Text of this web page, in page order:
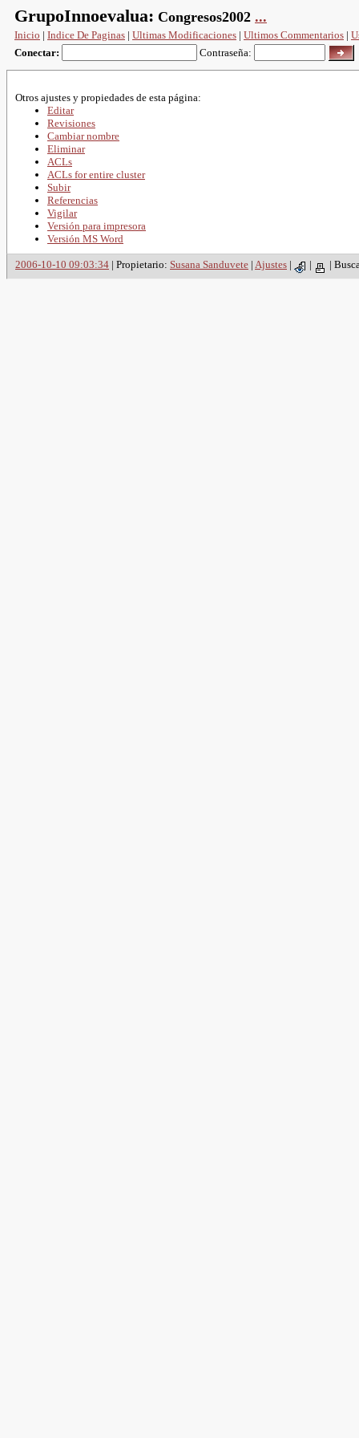
GrupoInnoevalua: Congresos2002 ...
Inicio | Indice De Paginas | Ultimas Modificaciones | Ultimos Commentarios |
Conectar:
Contraseña:
Otros ajustes y propiedades de esta página:
Editar
Revisiones
Cambiar nombre
Eliminar
ACLs
ACLs for entire cluster
Subir
Referencias
Vigilar
Versión para impresora
Versión MS Word
2006-10-10 09:03:34 | Propietario: Susana Sanduvete | Ajustes | | |